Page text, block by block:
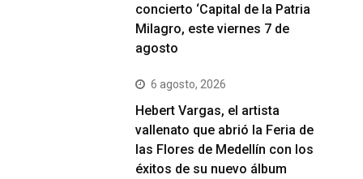
concierto ‘Capital de la Patria
Milagro, este viernes 7 de
agosto
6 agosto, 2026
Hebert Vargas, el artista
vallenato que abrió la Feria de
las Flores de Medellín con los
éxitos de su nuevo álbum